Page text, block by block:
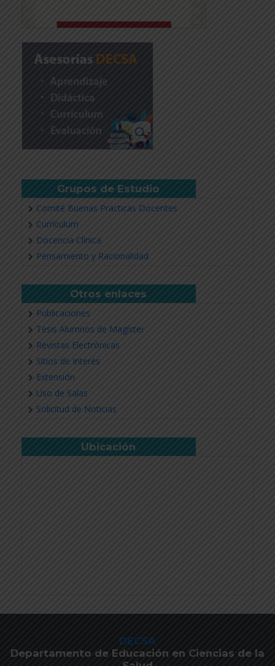
Grupos de Estudio
Comité Buenas Practicas Docentes
Currículum
Docencia Clínica
Pensamiento y Racionalidad
Otros enlaces
Publicaciones
Tesis Alumnos de Magíster
Revistas Electrónicas
Sitios de Interés
Extensión
Uso de Salas
Solicitud de Noticias
Ubicación
DECSA
Departamento de Educación en Ciencias de la